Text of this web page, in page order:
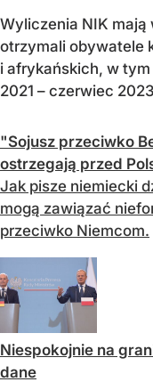
Wyliczenia NIK
otrzymali obywatele
i afrykańskich, w
2021 – czerwiec
"Sojusz przeciwko
ostrzegają przed
Jak pisze niemiecki
mogą zawiązać
przeciwko Niemcom.
Niespokojnie na
dane